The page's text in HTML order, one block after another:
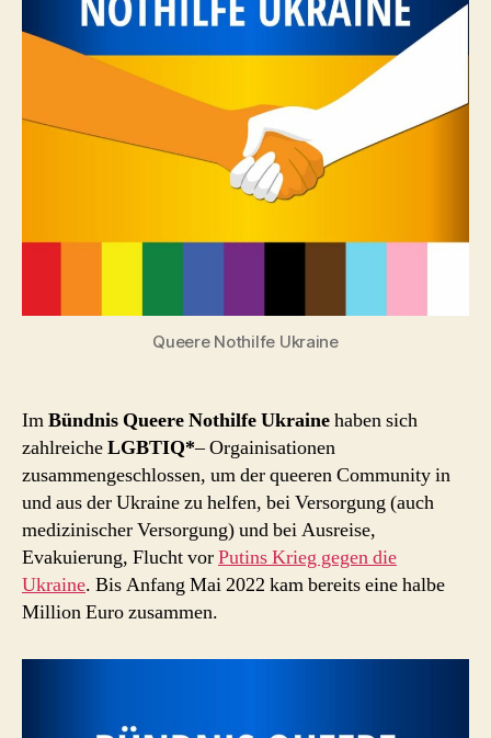
Queere Nothilfe Ukraine
ImBündnis Queere Nothilfe Ukrainehaben sich
zahlreicheLGBTIQ*– Orgainisationen
zusammengeschlossen, um der queeren Community in
und aus der Ukraine zu helfen, bei Versorgung (auch
medizinischer Versorgung) und bei Ausreise,
Evakuierung, Flucht vorPutins Krieg gegen die
Ukraine. Bis Anfang Mai 2022 kam bereits eine halbe
Million Euro zusammen.